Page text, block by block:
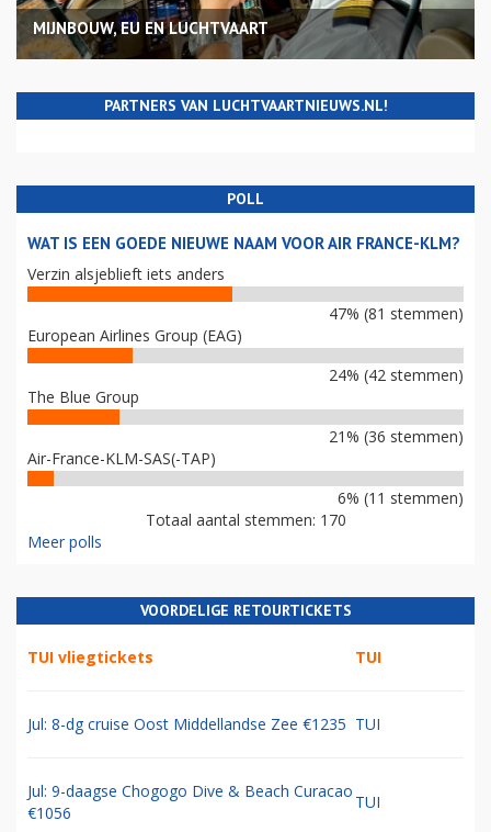
MIJNBOUW, EU EN LUCHTVAART
PARTNERS VAN LUCHTVAARTNIEUWS.NL!
POLL
WAT IS EEN GOEDE NIEUWE NAAM VOOR AIR FRANCE-KLM?
Verzin alsjeblieft iets anders
47% (81 stemmen)
European Airlines Group (EAG)
24% (42 stemmen)
The Blue Group
21% (36 stemmen)
Air-France-KLM-SAS(-TAP)
6% (11 stemmen)
Totaal aantal stemmen: 170
Meer polls
VOORDELIGE RETOURTICKETS
TUI vliegtickets TUI
Jul: 8-dg cruise Oost Middellandse Zee €1235 TUI
Jul: 9-daagse Chogogo Dive & Beach Curacao
€1056
TUI